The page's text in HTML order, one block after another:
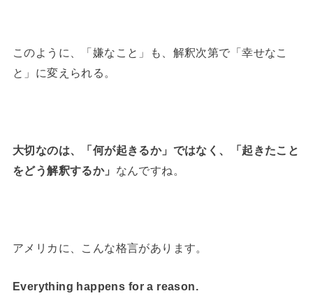
このように、「嫌なこと」も、解釈次第で「幸せなこ
と」に変えられる。
大切なのは、「何が起きるか」ではなく、「起きたこと
をどう解釈するか」 なんですね。
アメリカに、こんな格言があります。
Everything happens for a reason.